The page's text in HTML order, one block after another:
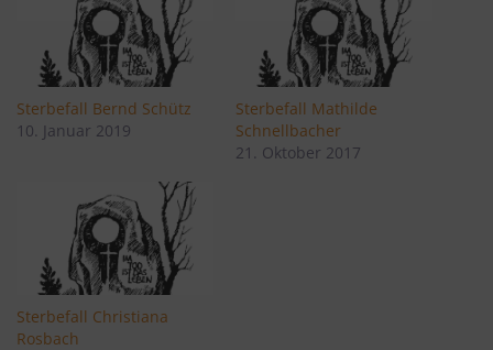
Sterbefall Bernd Schütz
10. Januar 2019
Sterbefall Mathilde
Schnellbacher
21. Oktober 2017
Sterbefall Christiana
Rosbach